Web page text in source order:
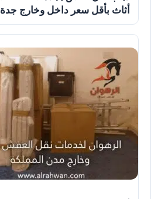
أثاث بأقل سعر داخل وخارج جدة